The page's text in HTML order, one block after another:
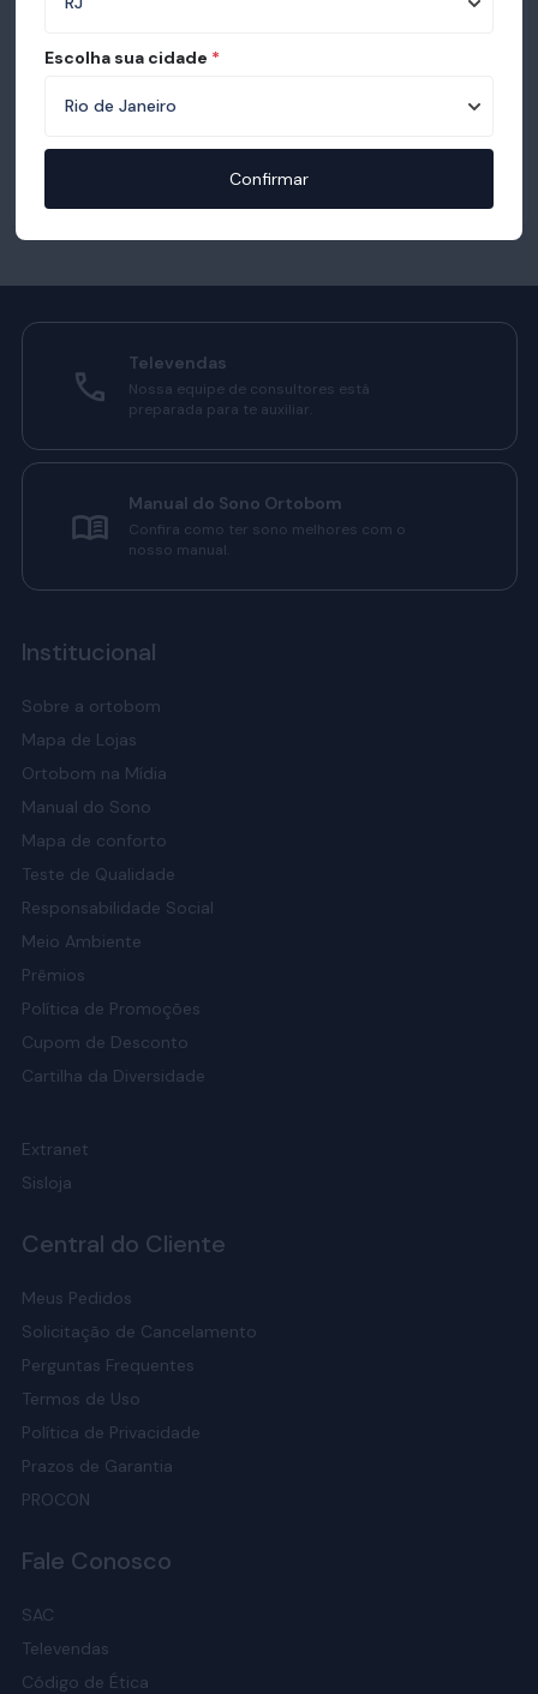
Televendas
Nossa equipe de consultores está
preparada para te auxiliar.
Manual do Sono Ortobom
Confira como ter sono melhores com o
nosso manual.
Institucional
Sobre a ortobom
Mapa de Lojas
Ortobom na Mídia
Manual do Sono
Mapa de conforto
Teste de Qualidade
Responsabilidade Social
Meio Ambiente
Prêmios
Política de Promoções
Cupom de Desconto
Cartilha da Diversidade
Extranet
Sisloja
Central do Cliente
Meus Pedidos
Solicitação de Cancelamento
Perguntas Frequentes
Termos de Uso
Política de Privacidade
Prazos de Garantia
PROCON
Fale Conosco
SAC
Televendas
Código de Ética
Escolha sua cidade *
Confirmar